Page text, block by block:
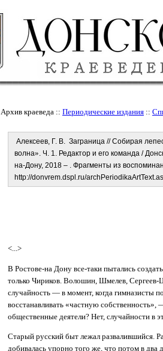
Архив краеведа :: Периодические издания ::
Алексеев, Г. В. Заграница // Собирая
волна». Ч. 1. Редактор и его команда /
на-Дону, 2018 – . Фрагменты из
http://donvrem.dspl.ru/
<...>
В Ростове-на Дону все-таки пытались
только Чириков. Волошин, Шмелев, Сергеев-
случайность — в момент, когда гимназисты
восстанавливать «частную
общественные деятели? Нет, случайности в
Старый русский быт лежал развалившийся.
добивалась упорно того же, что потом в